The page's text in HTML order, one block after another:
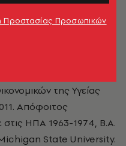
της Υγείας
Απόφοιτος
ΗΠΑ 1963-1974, B.Α.
State University.
Προστασίας Προσωπικών